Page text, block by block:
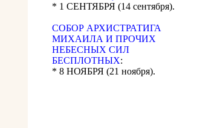
* 1 СЕНТЯБРЯ (14 сентября).
CОБОР АРХИСТРАТИГА
МИХАИЛА И ПРОЧИХ
НЕБЕСНЫХ СИЛ
БЕСПЛОТНЫХ:
* 8 НОЯБРЯ (21 ноября).